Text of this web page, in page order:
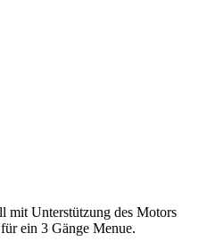
mit Unterstützung des Motors
ein 3 Gänge Menue.